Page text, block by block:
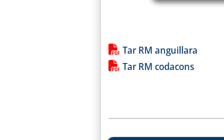
Lista allegati PDF
Tar RM anguillara
Tar RM codacons